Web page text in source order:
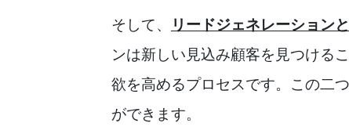
そして、 リードジェネレーション
ンは新しい見込み顧客を見つける
欲を高めるプロセスです。この二
ができます。